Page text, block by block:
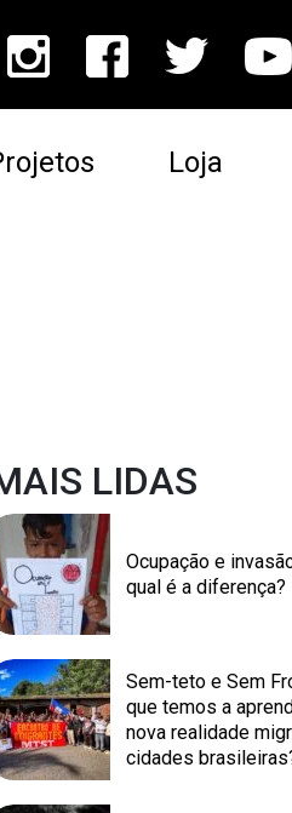
Loja
LIDAS
Ocupação e
qual é a diferença?
Sem-teto e Sem
que temos a
nova realidade
cidades